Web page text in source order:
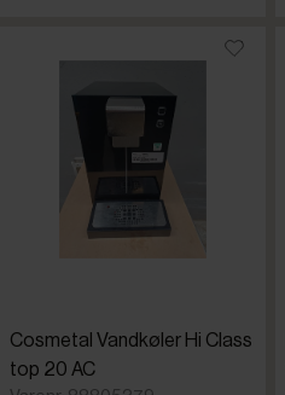
Cosmetal Vandkøler Hi Class
top 20 AC